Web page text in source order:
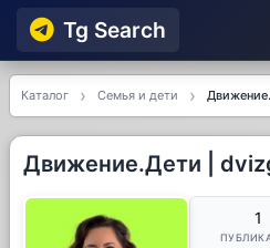
Tg Searсh
Каталог Семья и дети
Движение.Дети |
1